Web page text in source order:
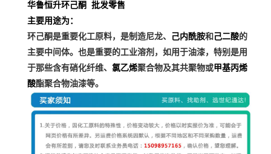
华鲁恒升环己酮 批发零售
主要用途为：
环己酮是重要化工原料，是制造尼龙、 己内酰胺和 己二酸的
主要中间体。也是重要的工业溶剂，如用于油漆，特别是用
于那些含有硝化纤维、 氯乙烯聚合物及其共聚物或甲基丙烯
酸酯聚合物油漆等。